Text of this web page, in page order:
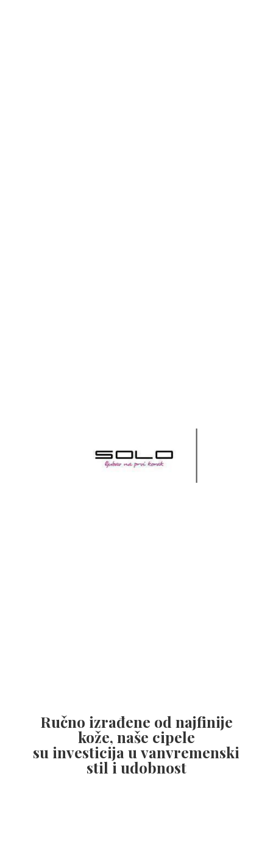
Ručno izrađene od najfinije
kože, naše cipele
su investicija u vanvremenski
stili udobnost